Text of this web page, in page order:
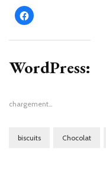
Cliquez
pour
Facebook(ouvre
nouvelle
fenêtre)
WordPress:
chargement…
biscuits Chocolat